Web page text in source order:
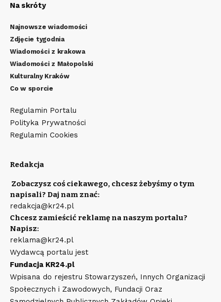
Na skróty
Najnowsze wiadomości
Zdjęcie tygodnia
Wiadomości z krakowa
Wiadomości z Małopolski
Kulturalny Kraków
Co w sporcie
Regulamin Portalu
Polityka Prywatności
Regulamin Cookies
Redakcja
Zobaczysz coś ciekawego, chcesz żebyśmy o tym
napisali? Daj nam znać:
redakcja@kr24.pl
Chcesz zamieścić reklamę na naszym portalu?
Napisz:
reklama@kr24.pl
Wydawcą portalu jest
Fundacja KR24.pl
Wpisana do rejestru Stowarzyszeń, Innych Organizacji
Społecznych i Zawodowych, Fundacji Oraz